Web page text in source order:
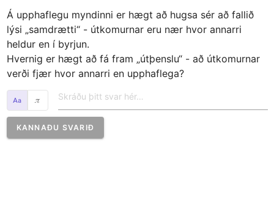
Á upphaflegu myndinni er hægt að hugsa sér að fallið
lýsi „samdrætti“ - útkomurnar eru nær hvor annarri
heldur en í byrjun.
Hvernig er hægt að fá fram „útþenslu“ - að útkomurnar
verði fjær hvor annarri en upphaflega?
𝜋
KANNAÐU SVARIÐ